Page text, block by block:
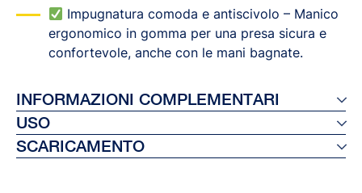
Impugnatura comoda e antiscivolo – Manico
ergonomico in gomma per una presa sicura e
confortevole, anche con le mani bagnate.
INFORMAZIONI COMPLEMENTARI
Ref 26502
EAN 8410410265029
USO
Risciacqua i cerchi per eliminare lo sporco
SCARICAMENTO